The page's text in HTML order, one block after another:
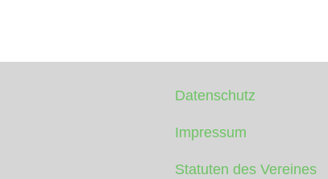
Datenschutz
Impressum
Statuten des Vereines